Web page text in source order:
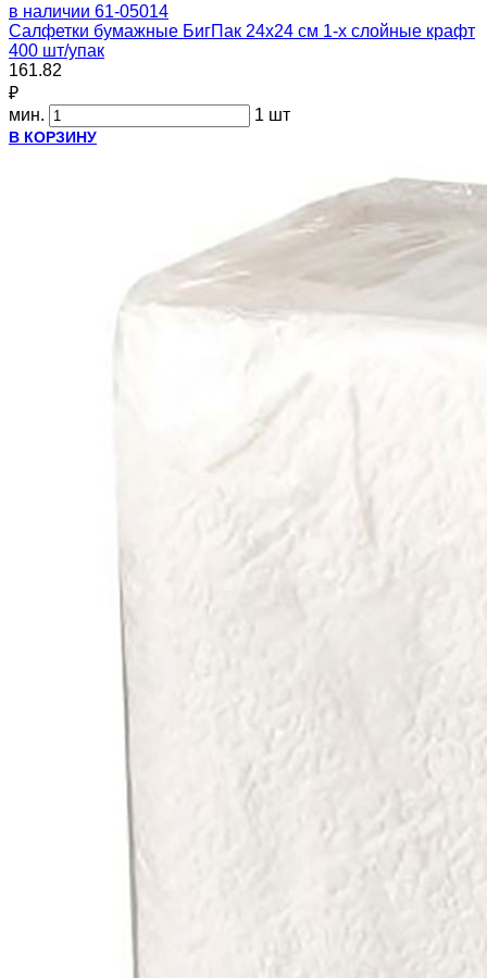
в наличии 61-05014
Салфетки бумажные БигПак 24х24 см 1-х слойные крафт
400 шт/упак
161.82
₽
мин.
1 шт
В КОРЗИНУ